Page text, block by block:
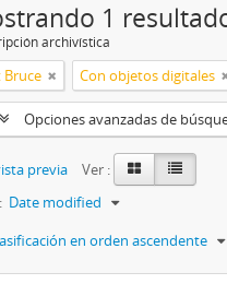
1
archivística
Bruce Con objetos digitales
Opciones avanzadas de
previa
Ver :
Date modified
en orden ascendente